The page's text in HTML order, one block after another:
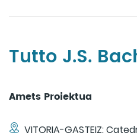
Tutto J.S.
Amets Proiektua
VITORIA-GASTEIZ: